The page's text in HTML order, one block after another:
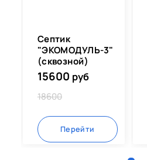
Септик
"ЭКОМОДУЛЬ-3"
(сквозной)
15600 руб
18600
Перейти